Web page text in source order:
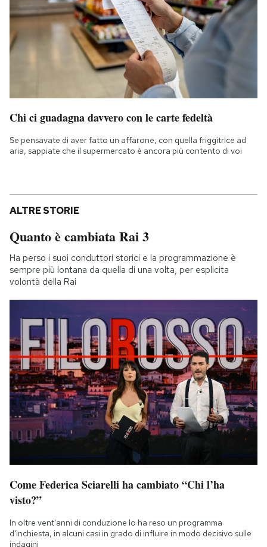
Chi ci guadagna davvero con le carte fedeltà
Se pensavate di aver fatto un affarone, con quella friggitrice ad
aria, sappiate che il supermercato è ancora più contento di voi
ALTRE STORIE
Quanto è cambiata Rai 3
Ha perso i suoi conduttori storici e la programmazione è
sempre più lontana da quella di una volta, per esplicita
volontà della Rai
Come Federica Sciarelli ha cambiato “Chi l’ha
visto?”
In oltre vent'anni di conduzione lo ha reso un programma
d'inchiesta, in alcuni casi in grado di influire in modo decisivo sulle
indagini